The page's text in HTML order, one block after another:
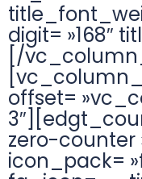
digit= »168″
[/
offset=
zero-counter
icon_pack=